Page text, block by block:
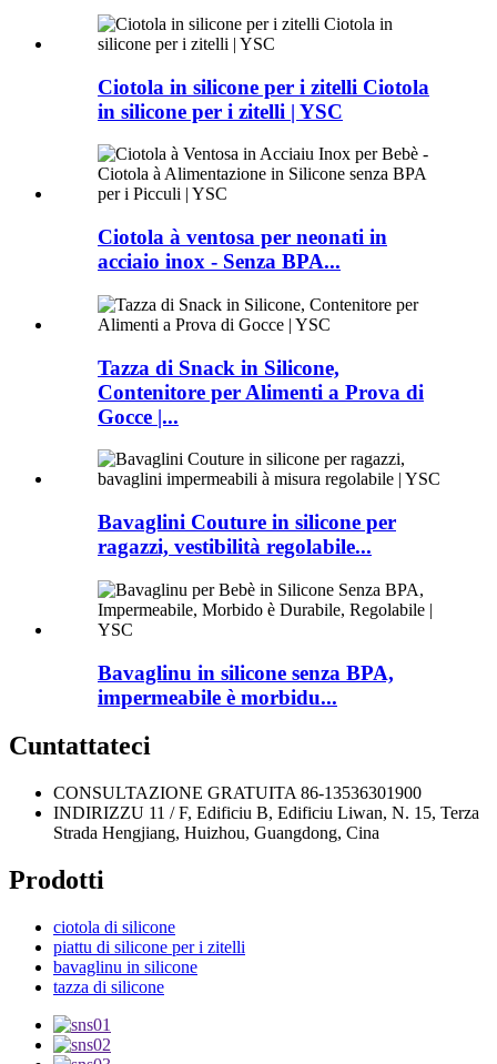
Ciotola in silicone per i zitelli Ciotola
in silicone per i zitelli | YSC
Ciotola à ventosa per neonati in
acciaio inox - Senza BPA...
Tazza di Snack in Silicone,
Contenitore per Alimenti a Prova di
Gocce |...
Bavaglini Couture in silicone per
ragazzi, vestibilità regolabile...
Bavaglinu in silicone senza BPA,
impermeabile è morbidu...
Cuntattateci
CONSULTAZIONE GRATUITA 86-13536301900
INDIRIZZU 11 / F, Edificiu B, Edificiu Liwan, N. 15, Terza
Strada Hengjiang, Huizhou, Guangdong, Cina
Prodotti
ciotola di silicone
piattu di silicone per i zitelli
bavaglinu in silicone
tazza di silicone